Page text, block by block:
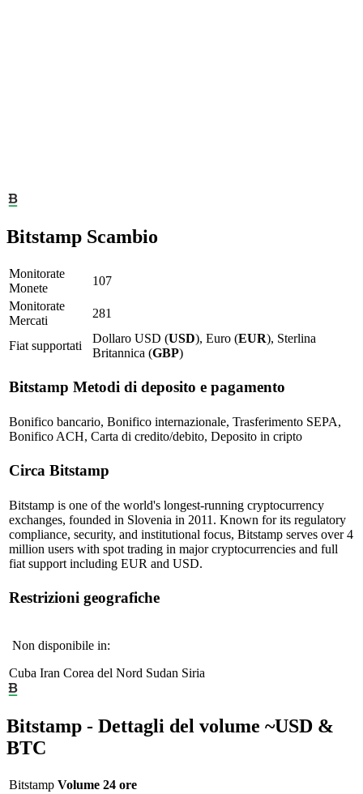
Bitstamp Scambio
Monitorate
Monete
107
Monitorate
Mercati
281
Fiat supportati
Dollaro USD (USD), Euro (EUR), Sterlina
Britannica (GBP)
Bitstamp Metodi di deposito e pagamento
Bonifico bancario, Bonifico internazionale, Trasferimento SEPA,
Bonifico ACH, Carta di credito/debito, Deposito in cripto
Circa Bitstamp
Bitstamp is one of the world's longest-running cryptocurrency
exchanges, founded in Slovenia in 2011. Known for its regulatory
compliance, security, and institutional focus, Bitstamp serves over 4
million users with spot trading in major cryptocurrencies and full
fiat support including EUR and USD.
Restrizioni geografiche
Non disponibile in:
Cuba Iran Corea del Nord Sudan Siria
Bitstamp - Dettagli del volume ~USD &
BTC
Bitstamp Volume 24 ore